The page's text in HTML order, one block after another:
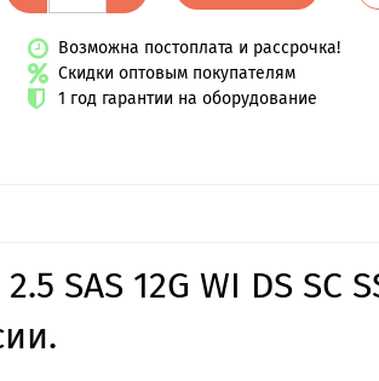
Возможна постоплата и рассрочка!
Скидки оптовым покупателям
1 год гарантии на оборудование
SAS 12G WI DS SC